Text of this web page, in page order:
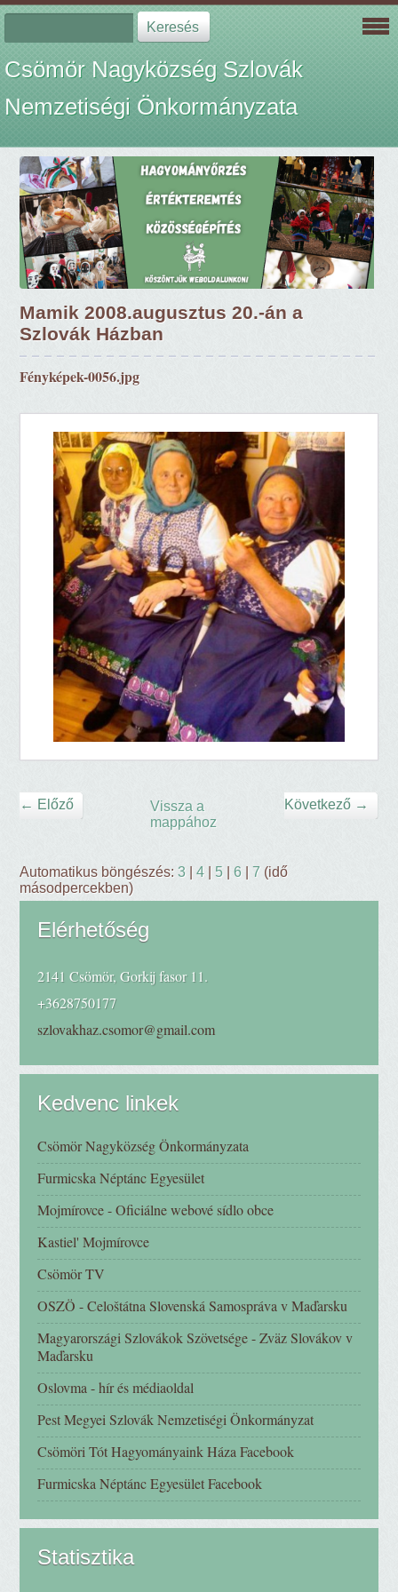
Csömör Nagyközség Szlovák
Nemzetiségi Önkormányzata
Mamik 2008.augusztus 20.-án a
Szlovák Házban
Fényképek-0056.jpg
← Előző Következő →
Vissza a
mappához
Automatikus böngészés:3 |4 5 |6 |7 (idő
másodpercekben)
Elérhetőség
2141 Csömör, Gorkij fasor 11.
+3628750177
szlovakhaz.csomor@gmail.com
Kedvenc linkek
Csömör Nagyközség Önkormányzata
Furmicska Néptánc Egyesület
Mojmírovce - Oficiálne webové sídlo obce
Kastiel' Mojmírovce
Csömör TV
OSZÖ - Celoštátna Slovenská Samospráva v Maďarsku
Magyarországi Szlovákok Szövetsége - Zväz Slovákov v
Maďarsku
Oslovma - hír és médiaoldal
Pest Megyei Szlovák Nemzetiségi Önkormányzat
Csömöri Tót Hagyományaink Háza Facebook
Furmicska Néptánc Egyesület Facebook
Statisztika